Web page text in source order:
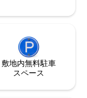
敷地内無料駐⁠車
ス⁠ペ⁠ー⁠ス